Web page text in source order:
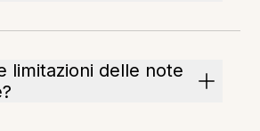
limitazioni delle note